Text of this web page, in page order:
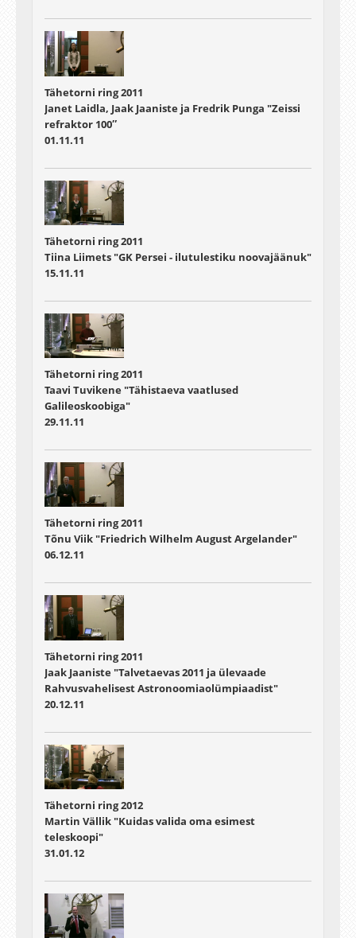
Tähetorni ring 2011
Janet Laidla, Jaak Jaaniste ja Fredrik Punga "Zeissi
refraktor 100″
01.11.11
Tähetorni ring 2011
Tiina Liimets "GK Persei - ilutulestiku noovajäänuk"
15.11.11
Tähetorni ring 2011
Taavi Tuvikene "Tähistaeva vaatlused
Galileoskoobiga"
29.11.11
Tähetorni ring 2011
Tõnu Viik "Friedrich Wilhelm August Argelander"
06.12.11
Tähetorni ring 2011
Jaak Jaaniste "Talvetaevas 2011 ja ülevaade
Rahvusvahelisest Astronoomiaolümpiaadist"
20.12.11
Tähetorni ring 2012
Martin Vällik "Kuidas valida oma esimest
teleskoopi"
31.01.12